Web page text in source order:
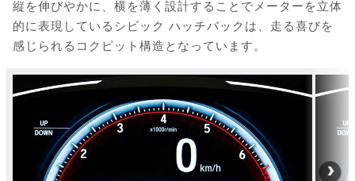
縦を伸びやかに、横を薄く設計することでメーターを立体
的に表現しているシビック ハッチバックは、走る喜びを
感じられるコクピット構造となっています。